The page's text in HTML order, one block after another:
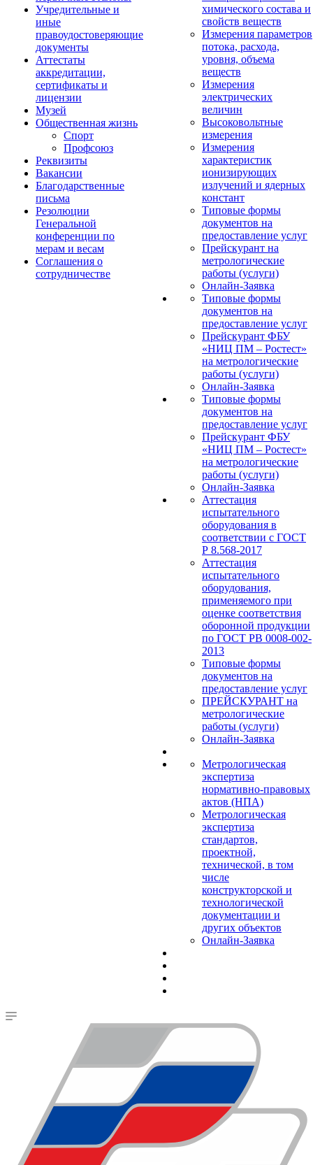
Учредительные и
иные
правоудостоверяющие
документы
Аттестаты
аккредитации,
сертификаты и
лицензии
Музей
Общественная жизнь
Спорт
Профсоюз
Реквизиты
Вакансии
Благодарственные
письма
Резолюции
Генеральной
конференции по
мерам и весам
Соглашения о
сотрудничестве
химического состава и
свойств веществ
Измерения параметров
потока, расхода,
уровня, объема
веществ
Измерения
электрических
величин
Высоковольтные
измерения
Измерения
характеристик
ионизирующих
излучений и ядерных
констант
Типовые формы
документов на
предоставление услуг
Прейскурант на
метрологические
работы (услуги)
Онлайн-Заявка
Типовые формы
документов на
предоставление услуг
Прейскурант ФБУ
«НИЦ ПМ – Ростест»
на метрологические
работы (услуги)
Онлайн-Заявка
Типовые формы
документов на
предоставление услуг
Прейскурант ФБУ
«НИЦ ПМ – Ростест»
на метрологические
работы (услуги)
Онлайн-Заявка
Аттестация
испытательного
оборудования в
соответствии с ГОСТ
Р 8.568-2017
Аттестация
испытательного
оборудования,
применяемого при
оценке соответствия
оборонной продукции
по ГОСТ РВ 0008-002-
2013
Типовые формы
документов на
предоставление услуг
ПРЕЙСКУРАНТ на
метрологические
работы (услуги)
Онлайн-Заявка
Метрологическая
экспертиза
нормативно-правовых
актов (НПА)
Метрологическая
экспертиза
стандартов,
проектной,
технической, в том
числе
конструкторской и
технологической
документации и
других объектов
Онлайн-Заявка